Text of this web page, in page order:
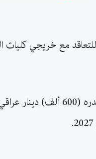
وذكرت الدائرة أن التعاقد سيكون